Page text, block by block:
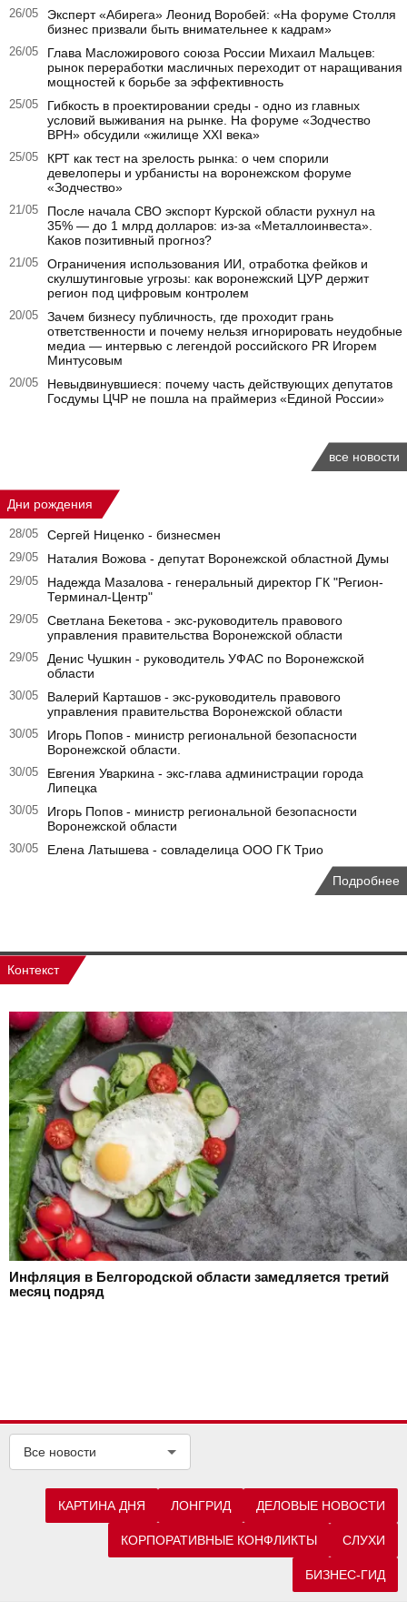
26/05
Эксперт «Абирега» Леонид Воробей: «На форуме Столля
бизнес призвали быть внимательнее к кадрам»
26/05
Глава Масложирового союза России Михаил Мальцев:
рынок переработки масличных переходит от наращивания
мощностей к борьбе за эффективность
25/05
Гибкость в проектировании среды - одно из главных
условий выживания на рынке. На форуме «Зодчество
ВРН» обсудили «жилище XXI века»
25/05
КРТ как тест на зрелость рынка: о чем спорили
девелоперы и урбанисты на воронежском форуме
«Зодчество»
21/05
После начала СВО экспорт Курской области рухнул на
35% — до 1 млрд долларов: из-за «Металлоинвеста».
Каков позитивный прогноз?
21/05
Ограничения использования ИИ, отработка фейков и
скулшутинговые угрозы: как воронежский ЦУР держит
регион под цифровым контролем
20/05
Зачем бизнесу публичность, где проходит грань
ответственности и почему нельзя игнорировать неудобные
медиа — интервью с легендой российского PR Игорем
Минтусовым
20/05
Невыдвинувшиеся: почему часть действующих депутатов
Госдумы ЦЧР не пошла на праймериз «Единой России»
все новости
Дни рождения
28/05 Сергей Ниценко - бизнесмен
29/05 Наталия Вожова - депутат Воронежской областной Думы
29/05
Надежда Мазалова - генеральный директор ГК "Регион-
Терминал-Центр"
29/05
Светлана Бекетова - экс-руководитель правового
управления правительства Воронежской области
29/05
Денис Чушкин - руководитель УФАС по Воронежской
области
30/05
Валерий Карташов - экс-руководитель правового
управления правительства Воронежской области
30/05
Игорь Попов - министр региональной безопасности
Воронежской области.
30/05
Евгения Уваркина - экс-глава администрации города
Липецка
30/05
Игорь Попов - министр региональной безопасности
Воронежской области
30/05 Елена Латышева - совладелица ООО ГК Трио
Подробнее
Контекст
Инфляция в Белгородской области замедляется третий
месяц подряд
Все новости
КАРТИНА ДНЯ ЛОНГРИД ДЕЛОВЫЕ НОВОСТИ
КОРПОРАТИВНЫЕ КОНФЛИКТЫ СЛУХИ
БИЗНЕС-ГИД